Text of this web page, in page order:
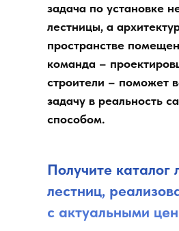
задача по установке
лестницы, а
пространстве
команда –
строители – поможет
задачу в реальность
способом.
Получите каталог
лестниц,
с актуальными